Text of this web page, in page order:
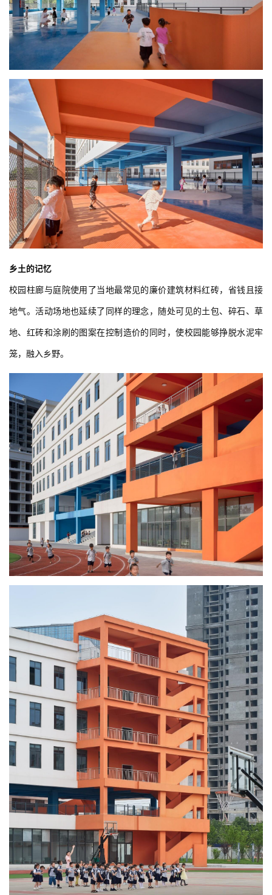
极
速
作
流
乡土的记忆
校园柱廊与庭院使用了当地最常见的廉价建筑材料红砖，省钱且接
地气。活动场地也延续了同样的理念，随处可见的土包、碎石、草
地、红砖和涂刷的图案在控制造价的同时，使校园能够挣脱水泥牢
笼，融入乡野。